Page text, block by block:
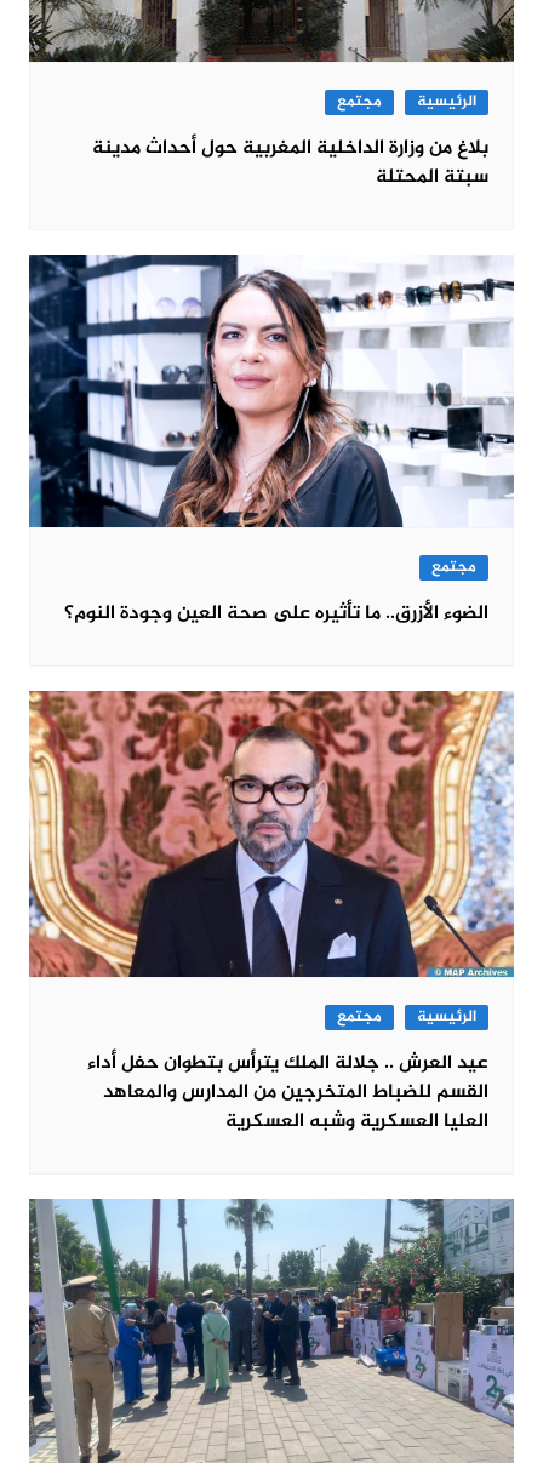
الرئيسية مجتمع
بلاغ من وزارة الداخلية المغربية حول أحداث مدينة
سبتة المحتلة
مجتمع
الضوء الأزرق.. ما تأثيره على صحة العين وجودة النوم؟
الرئيسية مجتمع
عيد العرش .. جلالة الملك يترأس بتطوان حفل أداء
القسم للضباط المتخرجين من المدارس والمعاهد
العليا العسكرية وشبه العسكرية